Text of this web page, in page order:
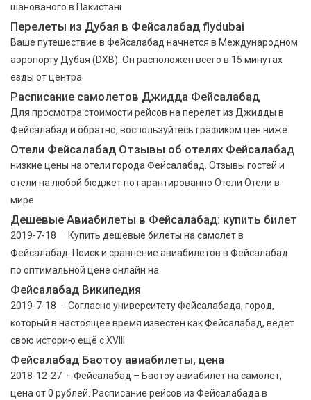
шанованого в Пакистані
Перелеты из Дубая в Фейсалабад flydubai
Ваше путешествие в Фейсалабад начнется в Международном
аэропорту Дубая (DXB). Он расположен всего в 15 минутах
езды от центра
Расписание самолетов Джидда Фейсалабад
Для просмотра стоимости рейсов на перелет из Джидды в
Фейсалабад и обратно, воспользуйтесь графиком цен ниже.
Отели Фейсалабад Отзывы об отелях Фейсалабад
низкие цены на отели города Фейсалабад. Отзывы гостей и
отели на любой бюджет по гарантированно Отели Отели в
мире
Дешевые Авиабилеты в Фейсалабад: купить билет
2019-7-18 · Купить дешевые билеты на самолет в
Фейсалабад. Поиск и сравнение авиабилетов в Фейсалабад
по оптимальной цене онлайн на
Фейсалабад Википедия
2019-7-18 · Согласно университету Фейсалабада, город,
который в настоящее время известен как Фейсалабад, ведёт
свою историю ещё с XVIII
Фейсалабад Баотоу авиабилеты, цена
2018-12-27 · Фейсалабад – Баотоу авиабилет на самолет,
цена от 0 рублей. Расписание рейсов из Фейсалабада в